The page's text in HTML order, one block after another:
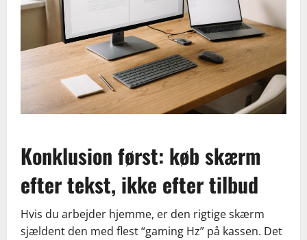
Konklusion først: køb skærm
efter tekst, ikke efter tilbud
Hvis du arbejder hjemme, er den rigtige skærm
sjældent den med flest “gaming Hz” på kassen. Det